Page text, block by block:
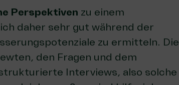
Perspektiven zu einem
daher sehr gut während der
zu ermitteln. Die
den Fragen und dem
Interviews, also solche